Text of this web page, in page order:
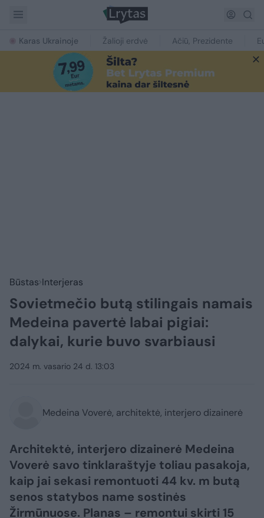
Karas Ukrainoje Žalioji erdvė Ačiū, Prezidente
Būstas Interjeras
Sovietmečio butą stilingais namais
Medeina pavertė labai pigiai:
dalykai, kurie buvo svarbiausi
2024 m. vasario 24 d. 13:03
Medeina Voverė, architektė, interjero dizainerė
Architektė, interjero dizainerė Medeina
Voverė savo tinklaraštyje toliau pasakoja,
kaip jai sekasi remontuoti 44 kv. m butą
senos statybos name sostinės
Žirmūnuose. Planas – remontui skirti 15